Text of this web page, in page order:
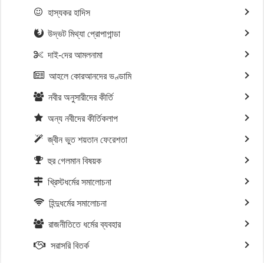
হাস্যকর হাদিস
উদ্ভট মিথ্যা প্রোপাগান্ডা
দাই-দের আমলনামা
আহলে কোরআনদের ভণ্ডামি
নবীর অনুসারীদের কীর্তি
অন্য নবীদের কীর্তিকলাপ
জ্বীন ভুত শয়তান ফেরেশতা
হুর গেলমান বিষয়ক
খ্রিস্টধর্মের সমালোচনা
হিন্দুধর্মের সমালোচনা
রাজনীতিতে ধর্মের ব্যবহার
সরাসরি বিতর্ক